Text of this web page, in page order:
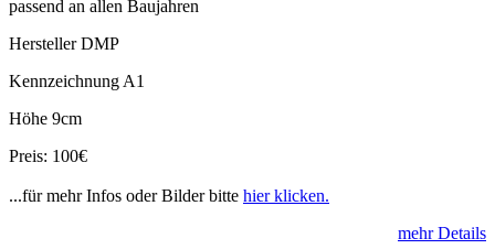
passend an allen Baujahren
Hersteller DMP
Kennzeichnung A1
Höhe 9cm
Preis: 100€
...für mehr Infos oder Bilder bitte hier klicken.
mehr Details